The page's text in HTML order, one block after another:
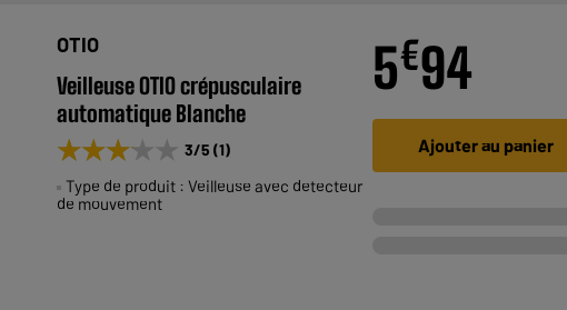
OTIO
Veilleuse OTIO crépusculaire
automatique Blanche
★★★★★
★★★★★ 3/5 (1)
Type de produit : Veilleuse avec detecteur
de mouvement
5€94
Ajouter au panier